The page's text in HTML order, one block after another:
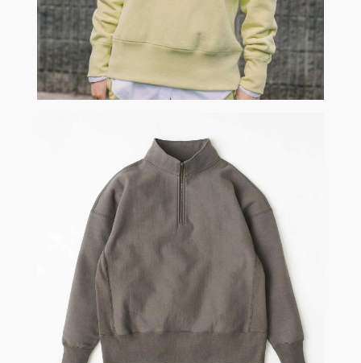
熟悉，讓著用者能夠體驗其各種樣貌。